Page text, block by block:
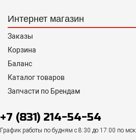
Интернет магазин
Заказы
Корзина
Баланс
Каталог товаров
Запчасти по Брендам
+7 (831) 214-54-54
График работы по будням с 8:30 до 17:00 по мск